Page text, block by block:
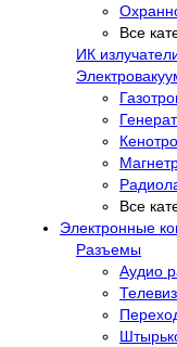
Все
ИК
Все
Электронные
Разъемы
Аудио